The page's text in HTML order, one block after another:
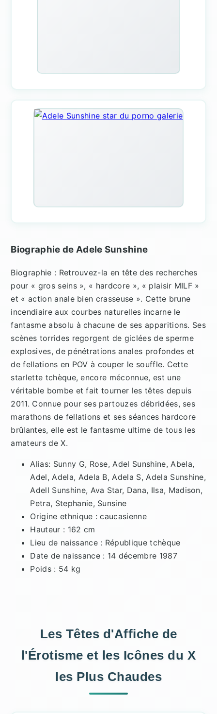
Biographie de Adele Sunshine
Biographie : Retrouvez-la en tête des recherches
pour « gros seins », « hardcore », « plaisir MILF »
et « action anale bien crasseuse ». Cette brune
incendiaire aux courbes naturelles incarne le
fantasme absolu à chacune de ses apparitions. Ses
scènes torrides regorgent de giclées de sperme
explosives, de pénétrations anales profondes et
de fellations en POV à couper le souffle. Cette
starlette tchèque, encore méconnue, est une
véritable bombe et fait tourner les têtes depuis
2011. Connue pour ses partouzes débridées, ses
marathons de fellations et ses séances hardcore
brûlantes, elle est le fantasme ultime de tous les
amateurs de X.
Alias: Sunny G, Rose, Adel Sunshine, Abela,
Adel, Adela, Adela B, Adela S, Adela Sunshine,
Adell Sunshine, Ava Star, Dana, Ilsa, Madison,
Petra, Stephanie, Sunsine
Origine ethnique : caucasienne
Hauteur : 162 cm
Lieu de naissance : République tchèque
Date de naissance : 14 décembre 1987
Poids : 54 kg
Les Têtes d'Affiche de
l'Érotisme et les Icônes du X
les Plus Chaudes